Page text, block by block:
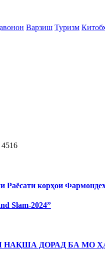
Варзиш Туризм
4516
Раёсати корҳои
Slam-2024”
НАҚША ДОРАД БА МО